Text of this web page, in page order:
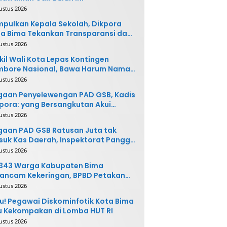
2026
Kepala Sekolah, Dikpora
Bima Tekankan Transparansi dan
2026
Wali Kota Lepas Kontingen
Nasional, Bawa Harum Nama
Bima
2026
Penyelewengan PAD GSB, Kadis
yang Bersangkutan Akui
dan Siap
2026
PAD GSB Ratusan Juta tak
Kas Daerah, Inspektorat Panggil
Terkait
2026
Warga Kabupaten Bima
Kekeringan, BPBD Petakan
Rawan
2026
Pegawai Diskominfotik Kota Bima
Kekompakan di Lomba HUT RI
2026